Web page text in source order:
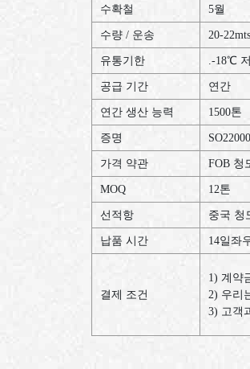
수확철 5월
수량 / 운송 20-
유통기한 .-18℃
공급 기간 연간
연간 생산 능력 1500톤
증명
가격 약관 FOB 청
MOQ 12톤
선적항 중국 청
납품 시간 14일좌
결제 조건
1) 계약
2) 우리
3) 고객